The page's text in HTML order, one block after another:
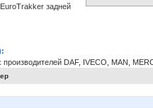
задней
DAF, IVECO, MAN,